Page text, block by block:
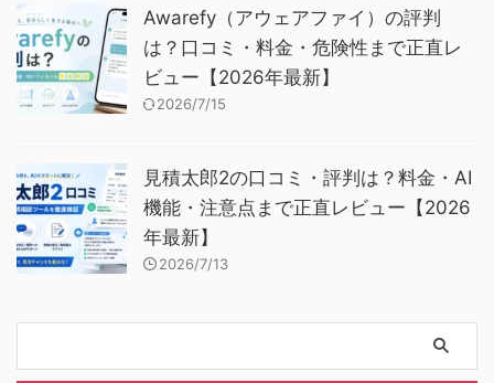
Awarefy（アウェアファイ）の評判
は？口コミ・料金・危険性まで正直レ
ビュー【2026年最新】
2026/7/15
見積太郎2の口コミ・評判は？料金・AI
機能・注意点まで正直レビュー【2026
年最新】
2026/7/13